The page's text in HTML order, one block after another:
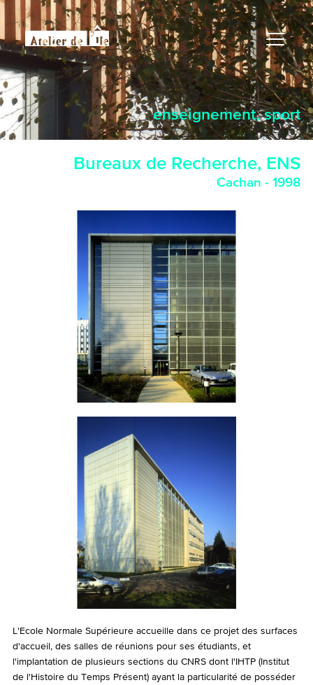
enseignement, sport
Bureaux de Recherche, ENS
Cachan - 1998
L'Ecole Normale Supérieure accueille dans ce projet des surfaces
d'accueil, des salles de réunions pour ses étudiants, et
l'implantation de plusieurs sections du CNRS dont l'IHTP (Institut
de l'Histoire du Temps Présent) ayant la particularité de posséder